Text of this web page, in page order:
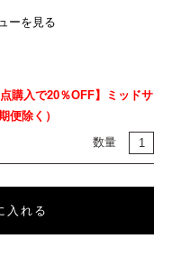
ーを見る
購入で20％OFF】ミッドサ
便除く）
数量
入れる